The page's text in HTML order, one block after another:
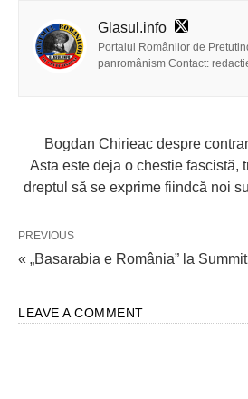
Glasul.info
Portalul Românilor de
panromânism Contact:
Bogdan Chirieac despre
Asta este deja o chestie fascistă,
dreptul să se exprime fiindcă noi
PREVIOUS
« „Basarabia e România” la
LEAVE A COMMENT